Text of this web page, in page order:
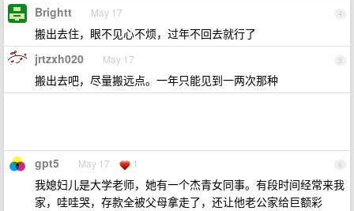
4
Brightt May 17
搬出去住，眼不见心不烦，过年不回去就行了
5
jrtzxh020 May 17
搬出去吧，尽量搬远点。一年只能见到一两次那种
6
gpt5 May 17 1
我媳妇儿是大学老师，她有一个杰青女同事。有段时间经常来我
家，哇哇哭，存款全被父母拿走了，还让他老公家给巨额彩